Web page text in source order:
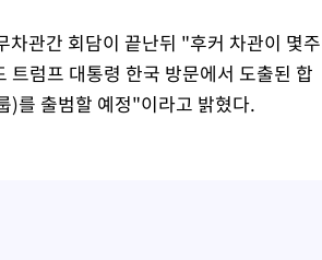
차관간 회담이 끝난뒤 "후커 차관이 몇주
럼프 대통령 한국 방문에서 도출된 합
)를 출범할 예정"이라고 밝혔다.